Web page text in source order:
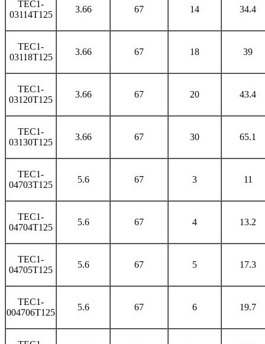
TEC1-
03114T125
3.66 67 14 34.4
TEC1-
03118T125
3.66 67 18 39
TEC1-
03120T125
3.66 67 20 43.4
TEC1-
03130T125
3.66 67 30 65.1
TEC1-
04703T125
5.6 67 3 11
TEC1-
04704T125
5.6 67 4 13.2
TEC1-
04705T125
5.6 67 5 17.3
TEC1-
004706T125
5.6 67 6 19.7